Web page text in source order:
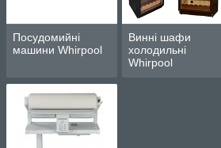
Посудомийні
машини Whirpool
Винні шафи
холодильні
Whirpool